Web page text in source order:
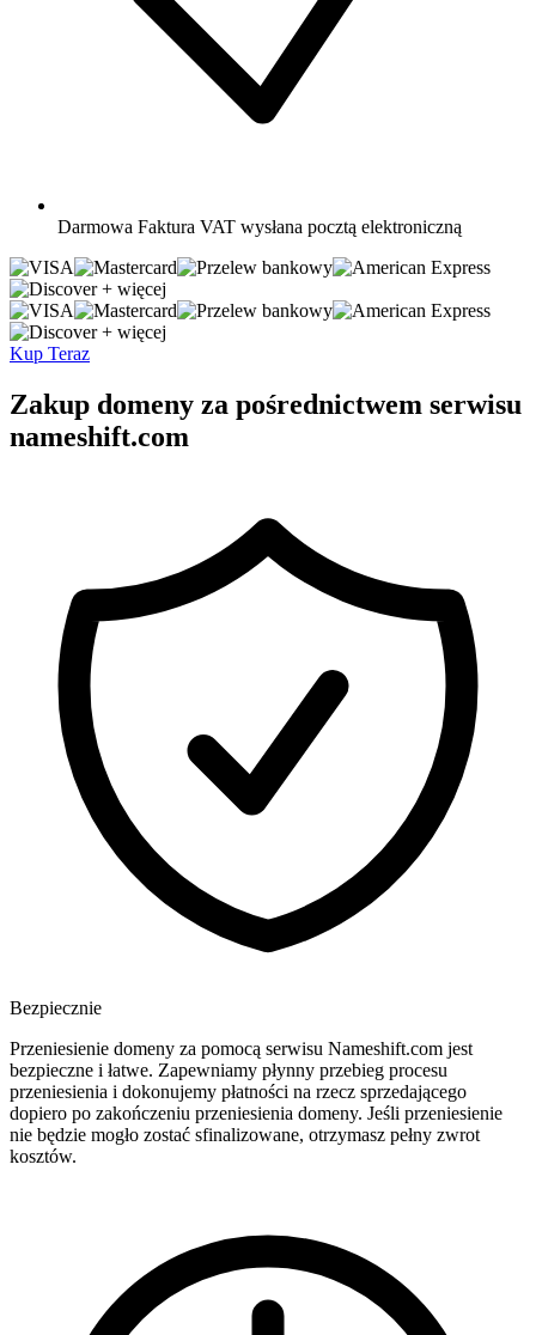
Darmowa Faktura VAT wysłana pocztą elektroniczną
+ więcej
+ więcej
Kup Teraz
Zakup domeny za pośrednictwem serwisu
nameshift.com
Bezpiecznie
Przeniesienie domeny za pomocą serwisu Nameshift.com jest
bezpieczne i łatwe. Zapewniamy płynny przebieg procesu
przeniesienia i dokonujemy płatności na rzecz sprzedającego
dopiero po zakończeniu przeniesienia domeny. Jeśli przeniesienie
nie będzie mogło zostać sfinalizowane, otrzymasz pełny zwrot
kosztów.